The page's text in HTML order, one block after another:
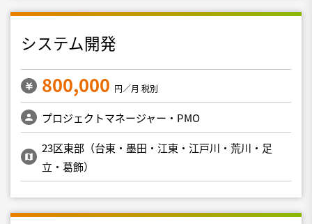
システム開発
800,000 円／月 税別
プロジェクトマネージャー・PMO
23区東部（台東・墨田・江東・江戸川・荒川・足
立・葛飾）